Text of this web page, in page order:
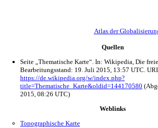
Atlas der
Quellen
Seite „Thematische Karte“. In: Wikipedia, Die
Bearbeitungsstand: 19. Juli 2015, 13:57 UTC.
https://de.wikipedia.org/w/index.php?
title=Thematische_Karte&oldid=144170580
2015, 08:26 UTC)
Weblinks
Topographische Karte